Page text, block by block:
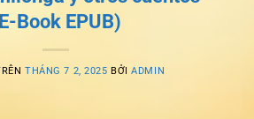
Book EPUB)
THÁNG 7 2, 2025 BỞIADMIN